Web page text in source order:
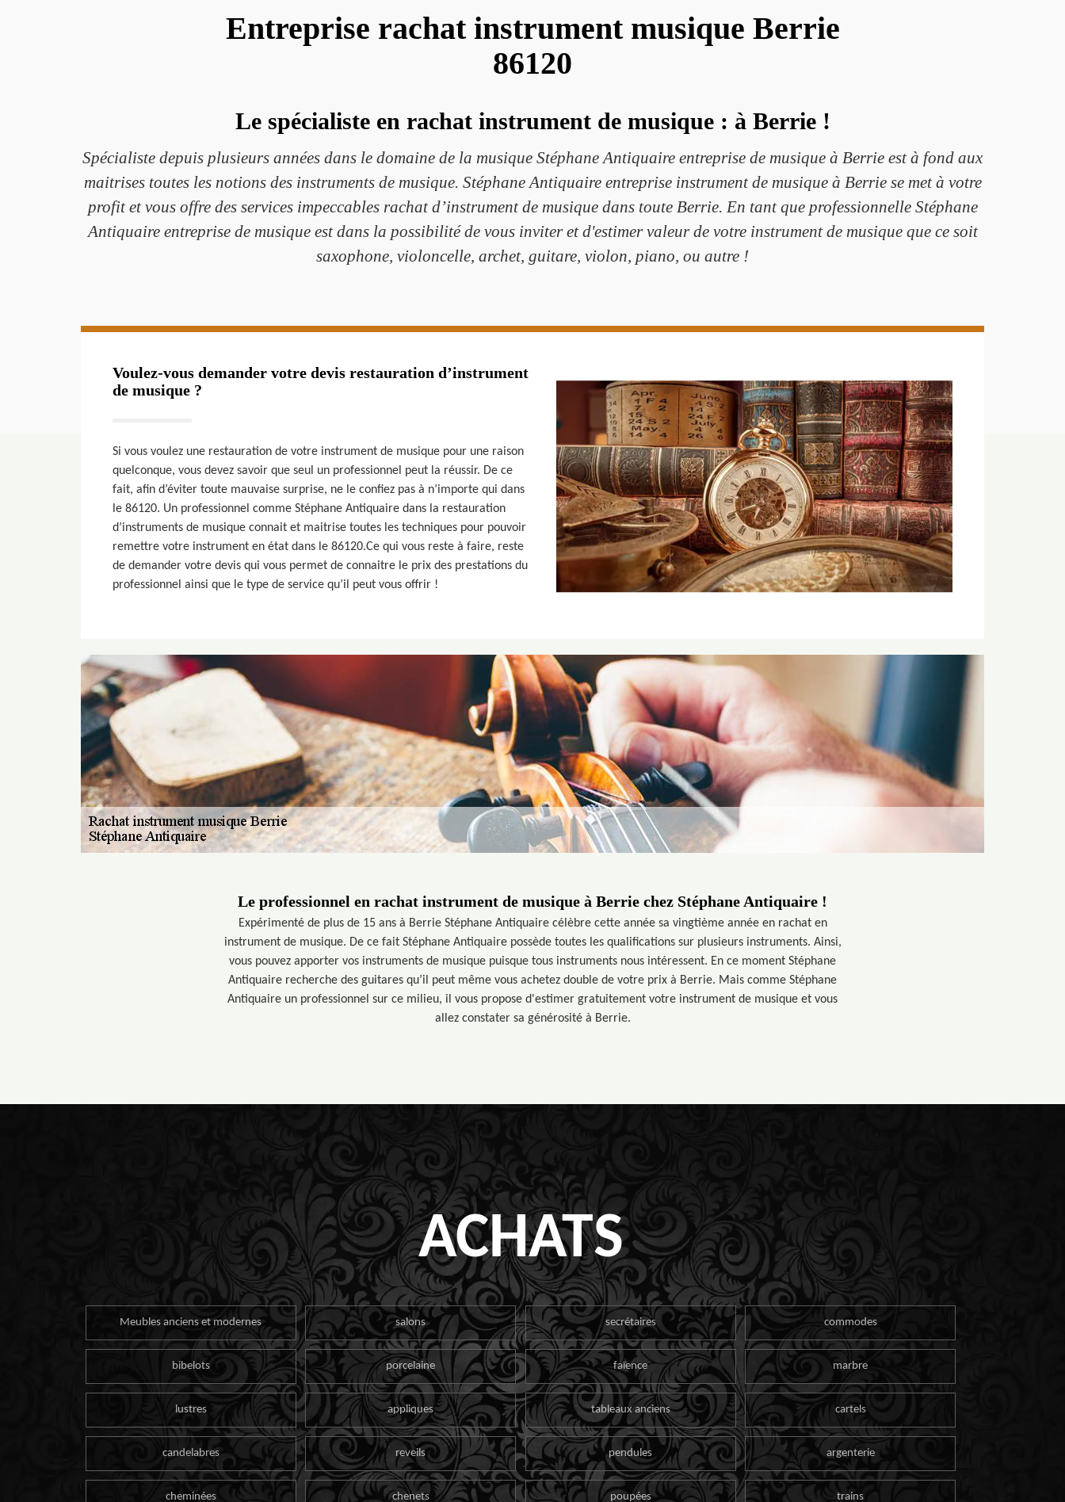
Entreprise rachat instrument musique Berrie
86120
Le spécialiste en rachat instrument de musique : à Berrie !
Spécialiste depuis plusieurs années dans le domaine de la musique Stéphane Antiquaire entreprise de musique à Berrie est à fond aux
maitrises toutes les notions des instruments de musique. Stéphane Antiquaire entreprise instrument de musique à Berrie se met à votre
profit et vous offre des services impeccables rachat d’instrument de musique dans toute Berrie. En tant que professionnelle Stéphane
Antiquaire entreprise de musique est dans la possibilité de vous inviter et d'estimer valeur de votre instrument de musique que ce soit
saxophone, violoncelle, archet, guitare, violon, piano, ou autre !
Voulez-vous demander votre devis restauration d’instrument
de musique ?
Si vous voulez une restauration de votre instrument de musique pour une raison
quelconque, vous devez savoir que seul un professionnel peut la réussir. De ce
fait, afin d’éviter toute mauvaise surprise, ne le confiez pas à n’importe qui dans
le 86120. Un professionnel comme Stéphane Antiquaire dans la restauration
d’instruments de musique connait et maitrise toutes les techniques pour pouvoir
remettre votre instrument en état dans le 86120.Ce qui vous reste à faire, reste
de demander votre devis qui vous permet de connaitre le prix des prestations du
professionnel ainsi que le type de service qu’il peut vous offrir !
Le professionnel en rachat instrument de musique à Berrie chez Stéphane Antiquaire !
Expérimenté de plus de 15 ans à Berrie Stéphane Antiquaire célèbre cette année sa vingtième année en rachat en
instrument de musique. De ce fait Stéphane Antiquaire possède toutes les qualifications sur plusieurs instruments. Ainsi,
vous pouvez apporter vos instruments de musique puisque tous instruments nous intéressent. En ce moment Stéphane
Antiquaire recherche des guitares qu’il peut même vous achetez double de votre prix à Berrie. Mais comme Stéphane
Antiquaire un professionnel sur ce milieu, il vous propose d'estimer gratuitement votre instrument de musique et vous
allez constater sa générosité à Berrie.
ACHATS
Meubles anciens et modernes salons secrétaires commodes
bibelots porcelaine faïence marbre
lustres appliques tableaux anciens cartels
candelabres reveils pendules argenterie
cheminées chenets poupées trains